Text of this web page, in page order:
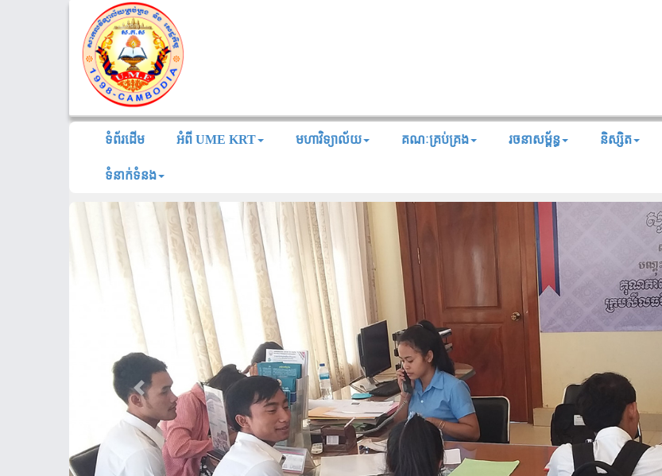
ទំព័រដើម អំពី UME KRT មហាវិទ្យាល័យ គណៈគ្រប់គ្រង រចនាសម្ព័ន្ធ និស្សិត
ទំនាក់ទំនង